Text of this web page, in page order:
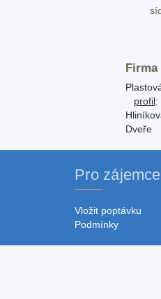
Firma
profil:
Dveře
Pro
Vložit poptávku
Podmínky